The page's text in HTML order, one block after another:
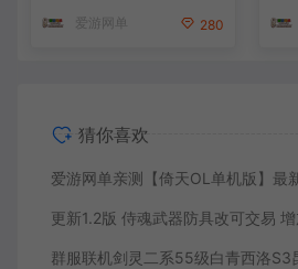
爱游网单 280
猜你喜欢